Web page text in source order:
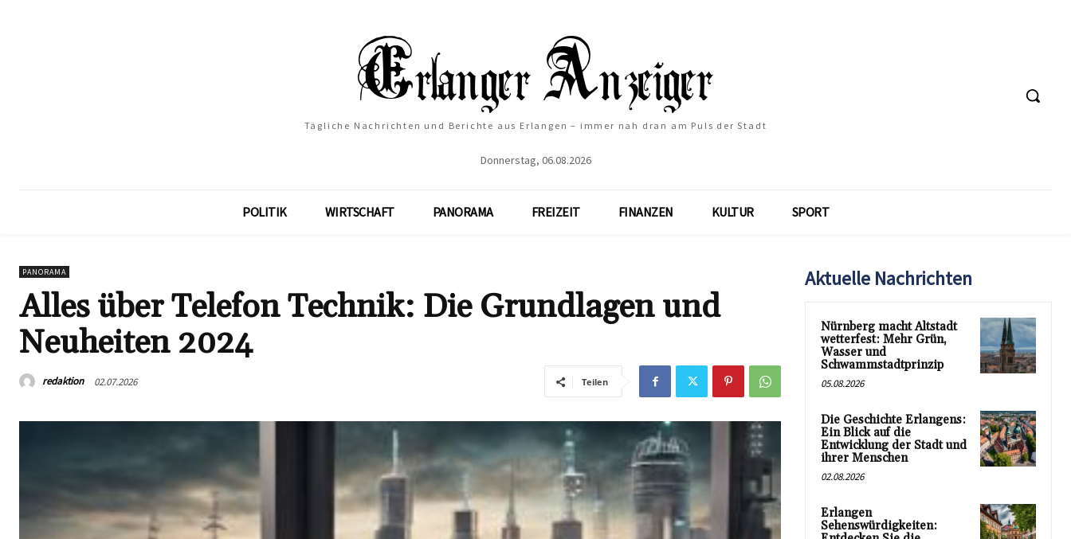
Tägliche Nachrichten und Berichte aus Erlangen – immer nah dran am Puls der Stadt
Donnerstag, 06.08.2026
POLITIK WIRTSCHAFT PANORAMA FREIZEIT FINANZEN KULTUR SPORT
PANORAMA
Alles über Telefon Technik: Die Grundlagen und
Neuheiten 2024
redaktion 02.07.2026 Teilen
Aktuelle Nachrichten
Nürnberg macht Altstadt
wetterfest: Mehr Grün,
Wasser und
Schwammstadtprinzip
05.08.2026
Die Geschichte Erlangens:
Ein Blick auf die
Entwicklung der Stadt und
ihrer Menschen
02.08.2026
Erlangen
Sehenswürdigkeiten: